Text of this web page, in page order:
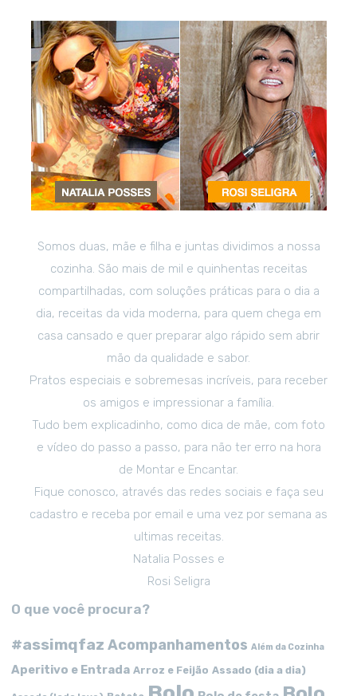
Somos duas, mãe e filha e juntas dividimos a nossa
cozinha. São mais de mil e quinhentas receitas
compartilhadas, com soluções práticas para o dia a
dia, receitas da vida moderna, para quem chega em
casa cansado e quer preparar algo rápido sem abrir
mão da qualidade e sabor.
Pratos especiais e sobremesas incríveis, para receber
os amigos e impressionar a família.
Tudo bem explicadinho, como dica de mãe, com foto
e vídeo do passo a passo, para não ter erro na hora
de Montar e Encantar.
Fique conosco, através das redes sociais e faça seu
cadastro e receba por email e uma vez por semana as
ultimas receitas.
Natalia Posses e
Rosi Seligra
O que você procura?
#assimqfaz Acompanhamentos Além da Cozinha
Aperitivo e Entrada Arroz e Feijão Assado (dia a dia)